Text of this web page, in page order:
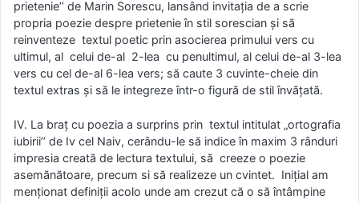
prietenie’’ de Marin Sorescu, lansând invitația de a scrie
propria poezie despre prietenie în stil sorescian și să
reinventeze textul poetic prin asocierea primului vers cu
ultimul, al celui de-al 2-lea cu penultimul, al celui de-al 3-lea
vers cu cel de-al 6-lea vers; să caute 3 cuvinte-cheie din
textul extras și să le integreze într-o figură de stil învățată.
IV. La braț cu poezia a surprins prin textul intitulat „ortografia
iubirii’’ de Iv cel Naiv, cerându-le să indice în maxim 3 rânduri
impresia creată de lectura textului, să creeze o poezie
asemănătoare, precum si să realizeze un cvintet. Inițial am
menționat definiții acolo unde am crezut că o să întâmpine